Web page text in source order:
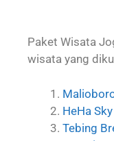
Paket Wisata
wisata yang
HeHa
Tebing